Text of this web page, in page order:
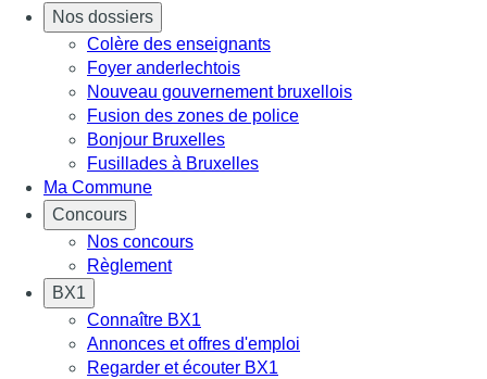
Nos dossiers
Colère des enseignants
Foyer anderlechtois
Nouveau gouvernement bruxellois
Fusion des zones de police
Bonjour Bruxelles
Fusillades à Bruxelles
Ma Commune
Concours
Nos concours
Règlement
BX1
Connaître BX1
Annonces et offres d'emploi
Regarder et écouter BX1